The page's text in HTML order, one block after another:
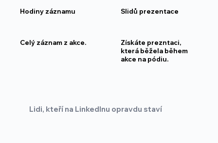
Hodiny záznamu
Celý záznam z akce.
Slidů prezentace
Získáte prezntaci,
která běžela během
akce na pódiu.
Lidi, kteří na LinkedInu opravdu staví